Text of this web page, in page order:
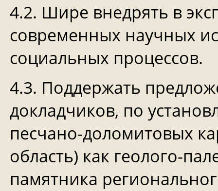
4.2. Шире внедрять в
современных научных
социальных процессов.
4.3. Поддержать
докладчиков, по
песчано-доломитовых
область) как геолого-
памятника